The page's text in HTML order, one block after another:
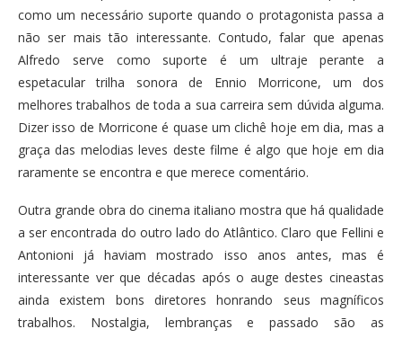
como um necessário suporte quando o protagonista passa a
não ser mais tão interessante. Contudo, falar que apenas
Alfredo serve como suporte é um ultraje perante a
espetacular trilha sonora de Ennio Morricone, um dos
melhores trabalhos de toda a sua carreira sem dúvida alguma.
Dizer isso de Morricone é quase um clichê hoje em dia, mas a
graça das melodias leves deste filme é algo que hoje em dia
raramente se encontra e que merece comentário.
Outra grande obra do cinema italiano mostra que há qualidade
a ser encontrada do outro lado do Atlântico. Claro que Fellini e
Antonioni já haviam mostrado isso anos antes, mas é
interessante ver que décadas após o auge destes cineastas
ainda existem bons diretores honrando seus magníficos
trabalhos. Nostalgia, lembranças e passado são as